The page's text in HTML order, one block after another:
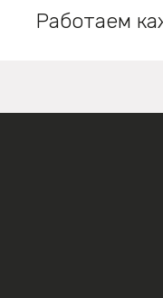
Работаем